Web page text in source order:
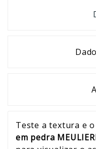
Teste a textura e
em pedra